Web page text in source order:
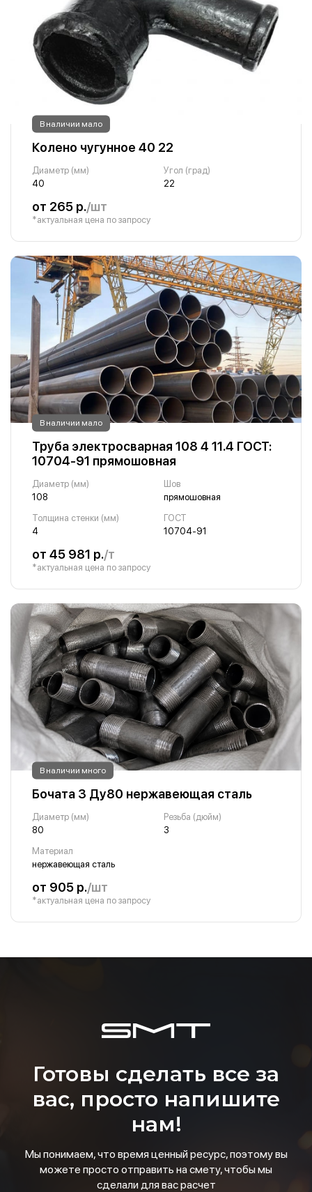
В наличии мало
Колено чугунное 40 22
Диаметр (мм)
40
Угол (град)
22
от 265 р./шт
*актуальная цена по запросу
В наличии мало
Труба электросварная 108 4 11.4 ГОСТ:
10704-91 прямошовная
Диаметр (мм)
108
Шов
прямошовная
Толщина стенки (мм)
4
ГОСТ
10704-91
от 45 981 р./т
*актуальная цена по запросу
В наличии много
Бочата 3 Ду80 нержавеющая сталь
Диаметр (мм)
80
Резьба (дюйм)
3
Материал
нержавеющая сталь
от 905 р./шт
*актуальная цена по запросу
Готовы сделать все за
вас, просто напишите
нам!
Мы понимаем, что время ценный ресурс, поэтому вы
можете просто отправить на смету, чтобы мы
сделали для вас расчет